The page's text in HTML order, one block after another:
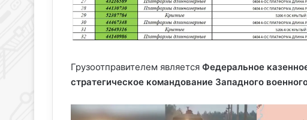
Грузоотправителем является Федеральное
стратегическое командование Западного